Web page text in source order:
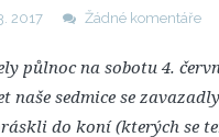
2017 Žádné komentáře
půlnoc na sobotu 4.
naše sedmice se
do koní (kterých se